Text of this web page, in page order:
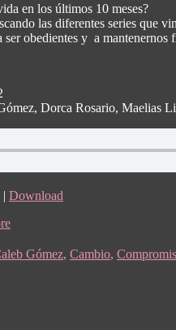
en los últimos 10 meses?
las diferentes series que
obedientes y a mantenernos
Dorca Rosario, Maelias
| Download
Gómez, Cambio,